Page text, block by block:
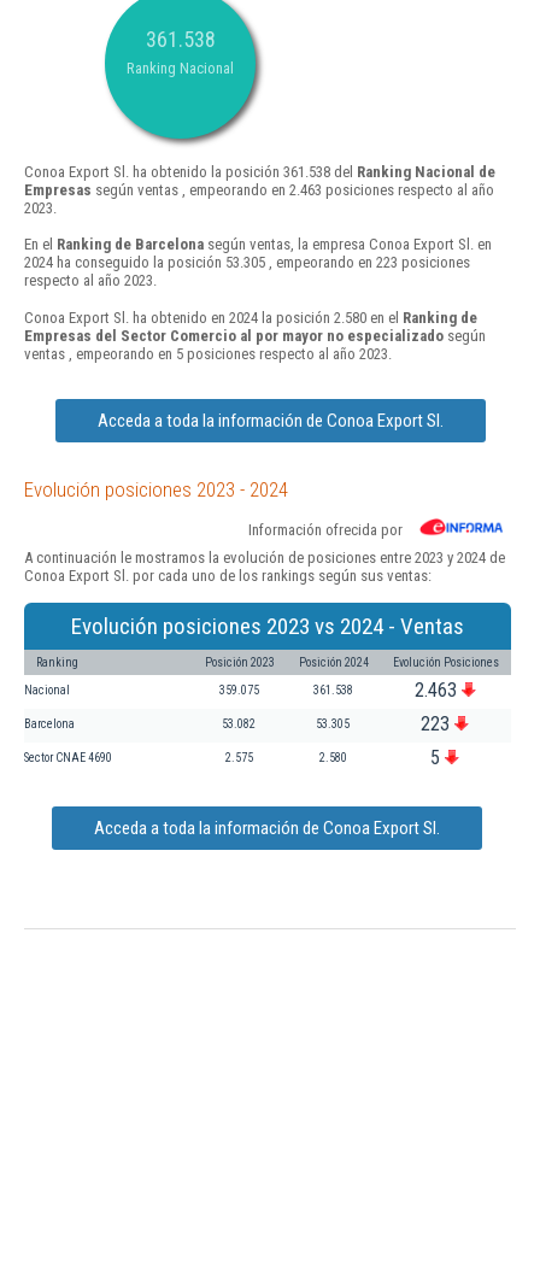
361.538
Ranking Nacional
Conoa Export Sl. ha obtenido la posición 361.538 del Ranking Nacional de
Empresas según ventas , empeorando en 2.463 posiciones respecto al año
2023.
En el Ranking de Barcelona según ventas, la empresa Conoa Export Sl. en
2024 ha conseguido la posición 53.305 , empeorando en 223 posiciones
respecto al año 2023.
Conoa Export Sl. ha obtenido en 2024 la posición 2.580 en el Ranking de
Empresas del Sector Comercio al por mayor no especializado según
ventas , empeorando en 5 posiciones respecto al año 2023.
Acceda a toda la información de Conoa Export Sl.
Evolución posiciones 2023 - 2024
Información ofrecida por
A continuación le mostramos la evolución de posiciones entre 2023 y 2024 de
Conoa Export Sl. por cada uno de los rankings según sus ventas:
Evolución posiciones 2023 vs 2024 - Ventas
Ranking Posición 2023 Posición 2024 Evolución Posiciones
Nacional 359.075 361.538 2.463
Barcelona 53.082 53.305 223
Sector CNAE 4690 2.575 2.580 5
Acceda a toda la información de Conoa Export Sl.